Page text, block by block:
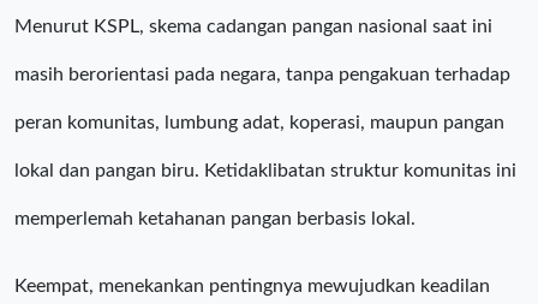
Menurut KSPL, skema cadangan pangan nasional saat ini
masih berorientasi pada negara, tanpa pengakuan terhadap
peran komunitas, lumbung adat, koperasi, maupun pangan
lokal dan pangan biru. Ketidaklibatan struktur komunitas ini
memperlemah ketahanan pangan berbasis lokal.
Keempat, menekankan pentingnya mewujudkan keadilan